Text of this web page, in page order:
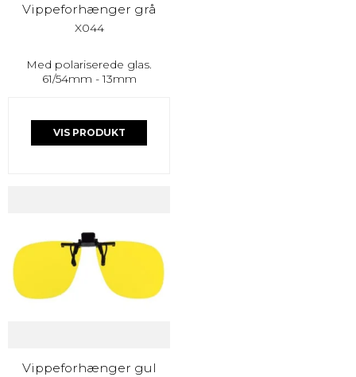
Vippeforhænger grå
X044
Med polariserede glas.
61/54mm - 13mm
VIS PRODUKT
Vippeforhænger gul